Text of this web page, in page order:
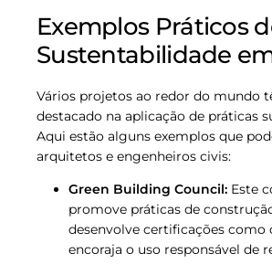
Exemplos Práticos
Sustentabilidade
Vários projetos ao redor do mundo
destacado na aplicação de práticas
Aqui estão alguns exemplos que
arquitetos e engenheiros civis:
Green Building Council: Este
promove práticas de
desenvolve certificações como
encoraja o uso responsável de